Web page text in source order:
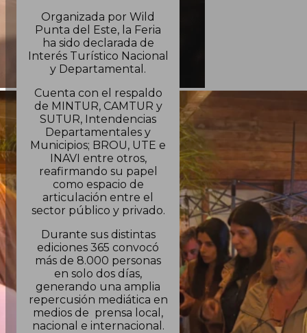
Organizada por Wild
Punta del Este, la Feria
ha sido declarada de
Interés Turístico Nacional
y Departamental.
Cuenta con el respaldo
de MINTUR, CAMTUR y
SUTUR, Intendencias
Departamentales y
Municipios; BROU, UTE e
INAVI entre otros,
reafirmando su papel
como espacio de
articulación entre el
sector público y privado.
Durante sus distintas
ediciones 365 convocó
más de 8.000 personas
en solo dos días,
generando una amplia
repercusión mediática en
medios de prensa local,
nacional e internacional.